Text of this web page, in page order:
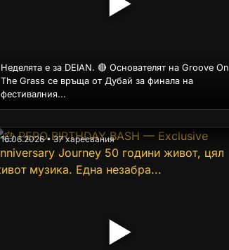
Неделята е за DEIAN. 🔴 Основателят на Groove On
The Grass се връща от Дубай за финала на
фестивалния...
▶
16.06.2026 • 37 харесвания